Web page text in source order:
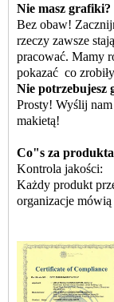
Nie masz grafiki?
Bez obaw!
rzeczy zawsze
pracować. Mamy
pokazać co
Nie potrzebujesz
Prosty! Wyślij
makietą!
Co"s za
Kontrola jakości:
Każdy produkt
organizacje